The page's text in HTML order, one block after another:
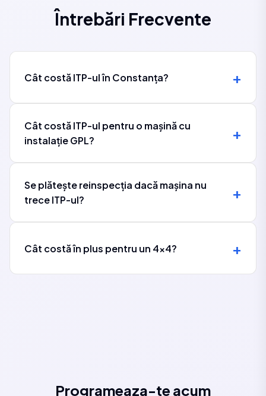
Întrebări Frecvente
Cât costă ITP-ul în Constanța?
Cât costă ITP-ul pentru o mașină cu
instalație GPL?
Se plătește reinspecția dacă mașina nu
trece ITP-ul?
Cât costă în plus pentru un 4x4?
Programeaza-te acum